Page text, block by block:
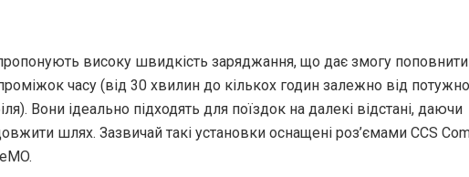
високу швидкість заряджання, що дає змогу поповнити
часу (від 30 хвилин до кількох годин залежно від
Вони ідеально підходять для поїздок на далекі відстані, даючи
шлях. Зазвичай такі установки оснащені роз’ємами CCS